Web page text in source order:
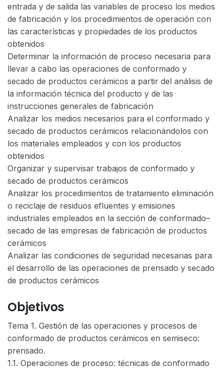
entrada y de salida las variables de proceso los medios
de fabricación y los procedimientos de operación con
las características y propiedades de los productos
obtenidos
Determinar la información de proceso necesaria para
llevar a cabo las operaciones de conformado y
secado de productos cerámicos a partir del análisis de
la información técnica del producto y de las
instrucciones generales de fabricación
Analizar los medios necesarios para el conformado y
secado de productos cerámicos relacionándolos con
los materiales empleados y con los productos
obtenidos
Organizar y supervisar trabajos de conformado y
secado de productos cerámicos
Analizar los procedimientos de tratamiento eliminación
o reciclaje de residuos efluentes y emisiones
industriales empleados en la sección de conformado–
secado de las empresas de fabricación de productos
cerámicos
Analizar las condiciones de seguridad necesarias para
el desarrollo de las operaciones de prensado y secado
de productos cerámicos
Objetivos
Tema 1. Gestión de las operaciones y procesos de
conformado de productos cerámicos en semiseco:
prensado.
1.1. Operaciones de proceso: técnicas de conformado